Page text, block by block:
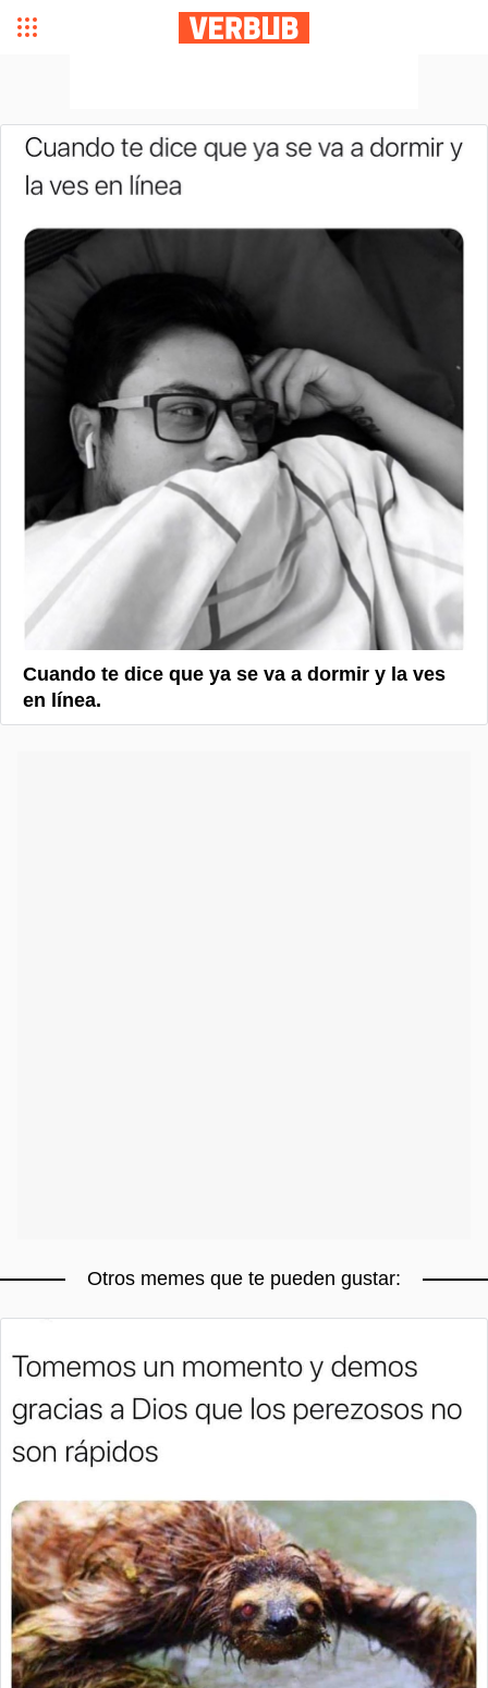
Cuando te dice que ya se va a dormir y la ves
en línea.
Otros memes que te pueden gustar: